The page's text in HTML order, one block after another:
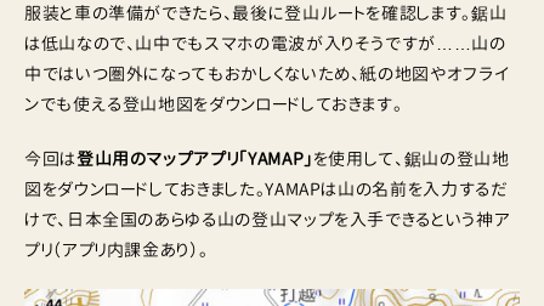
服装と車の準備ができたら、最後に登山ルートを確認します。鋸山
は低山なので、山中でもスマホの電波が入りそうですが……山の
中ではいつ圏外になってもおかしくないため、紙の地図やオフライ
ンでも使える登山地図をダウンロードしておきます。
今回は登山用のマップアプリ「YAMAP」を使用して、鋸山の登山地
図をダウンロードしておきました。YAMAPは山の名前を入力するだ
けで、日本全国のあらゆる山の登山マップを入手できるという神ア
プリ（アプリ内課金あり）。